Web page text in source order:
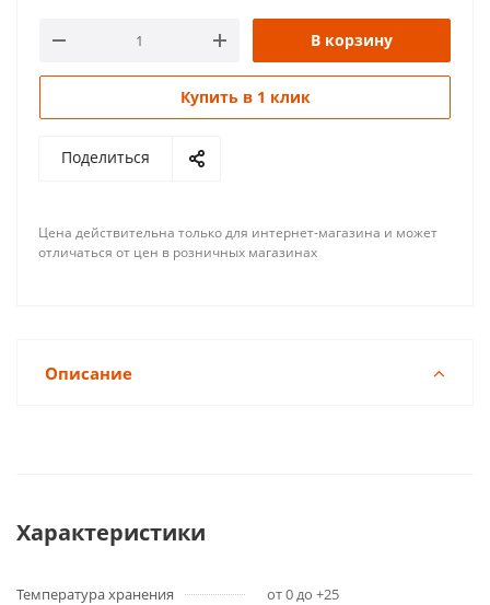
В корзину
Купить в 1 клик
Поделиться
Цена действительна только для интернет-магазина и может
отличаться от цен в розничных магазинах
Описание
Характеристики
Температура хранения
от 0 до +25